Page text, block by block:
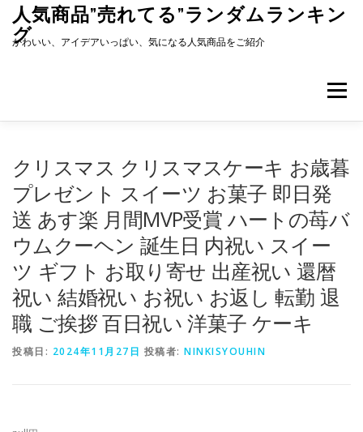
キ
人気商品”売れてる”ランダムランキン
グ
かわいい、アイデアいっぱい、気になる人気商品をご紹介
メニュー
クリスマス クリスマスケーキ お歳暮
プレゼント スイーツ お菓子 即日発
送 あす楽 月間MVP受賞 ハートの苺バ
ウムクーヘン 誕生日 内祝い スイー
ツ ギフト お取り寄せ 出産祝い 還暦
祝い 結婚祝い お祝い お返し 転勤 退
職 ご挨拶 百日祝い 洋菓子 ケーキ
投稿日: 2024年11月27日 投稿者: NINKISYOUHIN